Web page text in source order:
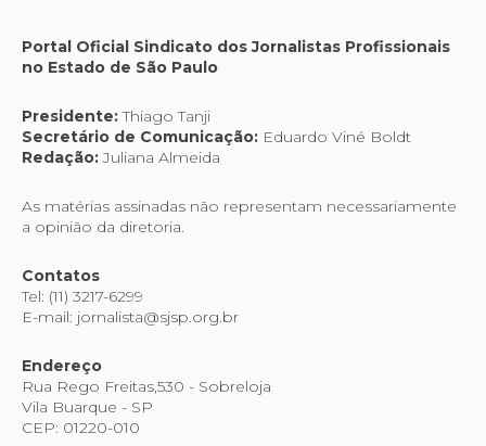
Portal Oficial Sindicato dos Jornalistas Profissionais
no Estado de São Paulo
Presidente:Thiago Tanji
Secretário de Comunicação: Eduardo Viné Boldt
Redação:Juliana Almeida
As matérias assinadas não representam necessariamente
a opinião da diretoria.
Contatos
Tel: (11) 3217-6299
E-mail: jornalista@sjsp.org.br
Endereço
Rua Rego Freitas,530 - Sobreloja
Vila Buarque - SP
CEP: 01220-010